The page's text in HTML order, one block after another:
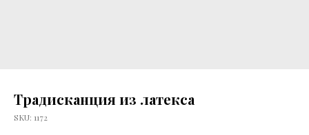
Традисканция из латекса
SKU: 1172